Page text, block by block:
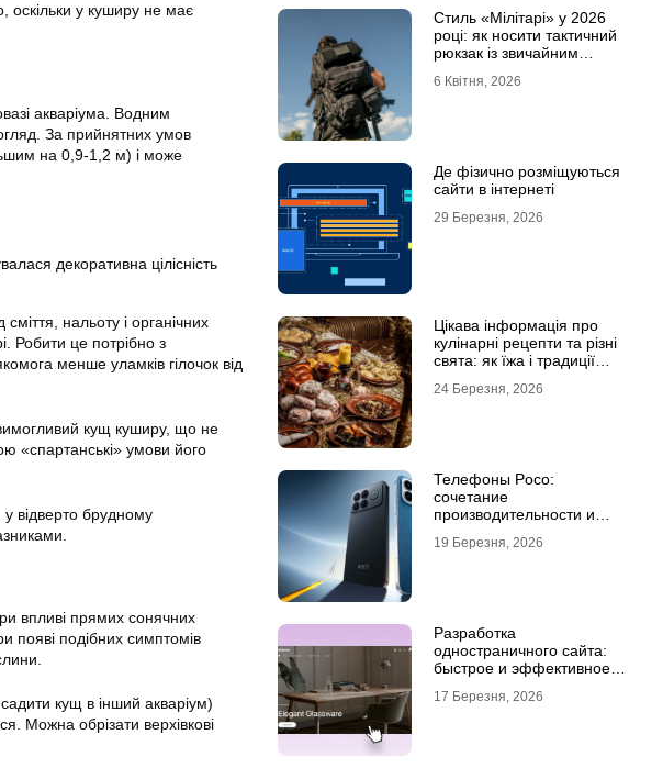
оскільки у куширу не має
акваріума. Водним
За прийнятних умов
на 0,9-1,2 м) і може
декоративна цілісність
нальоту і органічних
Робити це потрібно з
менше уламків гілочок від
кущ куширу, що не
«спартанські» умови його
відверто брудному
впливі прямих сонячних
появі подібних симптомів
кущ в інший акваріум)
Можна обрізати верхівкові
Стиль «Мілітарі» у 2026
році: як носити тактичний
рюкзак із звичайним
6 Квітня, 2026
Де фізично розміщуються
сайти в інтернеті
29 Березня, 2026
Цікава інформація про
кулінарні рецепти та різні
свята: як їжа і традиції
24 Березня, 2026
Телефоны Poco:
сочетание
производительности и
19 Березня, 2026
Разработка
одностраничного сайта:
быстрое и эффективное
17 Березня, 2026